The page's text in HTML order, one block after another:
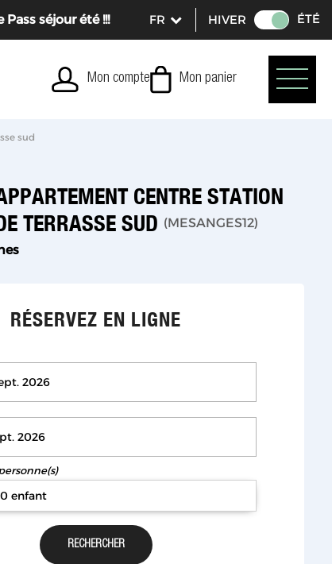
séjour été !!! HIVER ÉTÉ
Mon compte Mon panier
sud
CENTRE STATION
TERRASSE SUD (MESANGES12)
RÉSERVEZ EN LIGNE
enfant